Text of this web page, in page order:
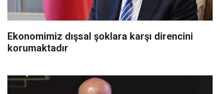
Ekonomimiz dışsal şoklara karşı direncini
korumaktadır